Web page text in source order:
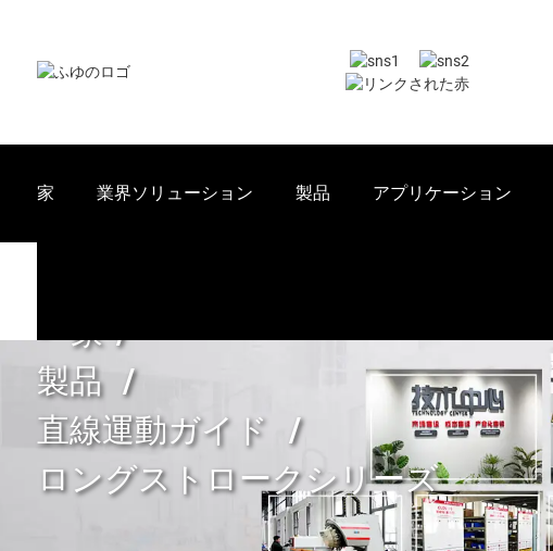
家 業界ソリューション 製品 アプリケーション
家
製品
直線運動ガイド
ロングストロークシリーズ